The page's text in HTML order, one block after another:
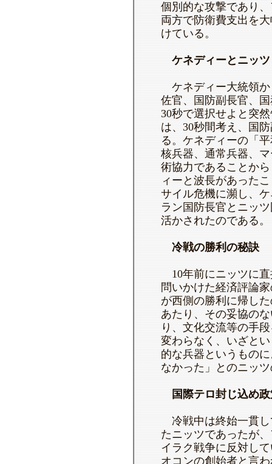
個別的な攻撃であり
両方で防衛費支出を
けている。
ケネディーとニッツ
ケネディー大統領か
佐官、国防副長官、
30秒で選択せよと突
は、30秒間考え、国
る。ケネディーの「
核兵器、通常兵器、
術協力であることか
ィーと波長があった
サイル危機に瀕し、
ラン国防長官とニッ
活かされたのである。
冷戦の勝利の秘訣
10年前にニッツに
問いかけた経済評論
が西側の勝利に帰し
あたり、その妥協の
り、文化交流等の手
変わらなく、いざと
的な兵器というもの
なかった」とのニッ
国際テロ封じ込め
冷戦中は終始一貫し
たニッツであったが
イラク戦争に反対し
オコンの創始者と言